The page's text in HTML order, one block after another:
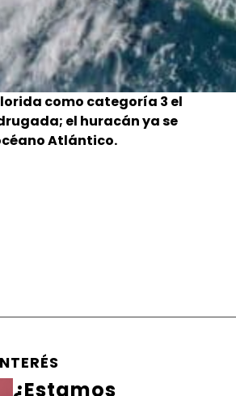
como categoría 3 el
el huracán ya se
Atlántico.
¿Estamos